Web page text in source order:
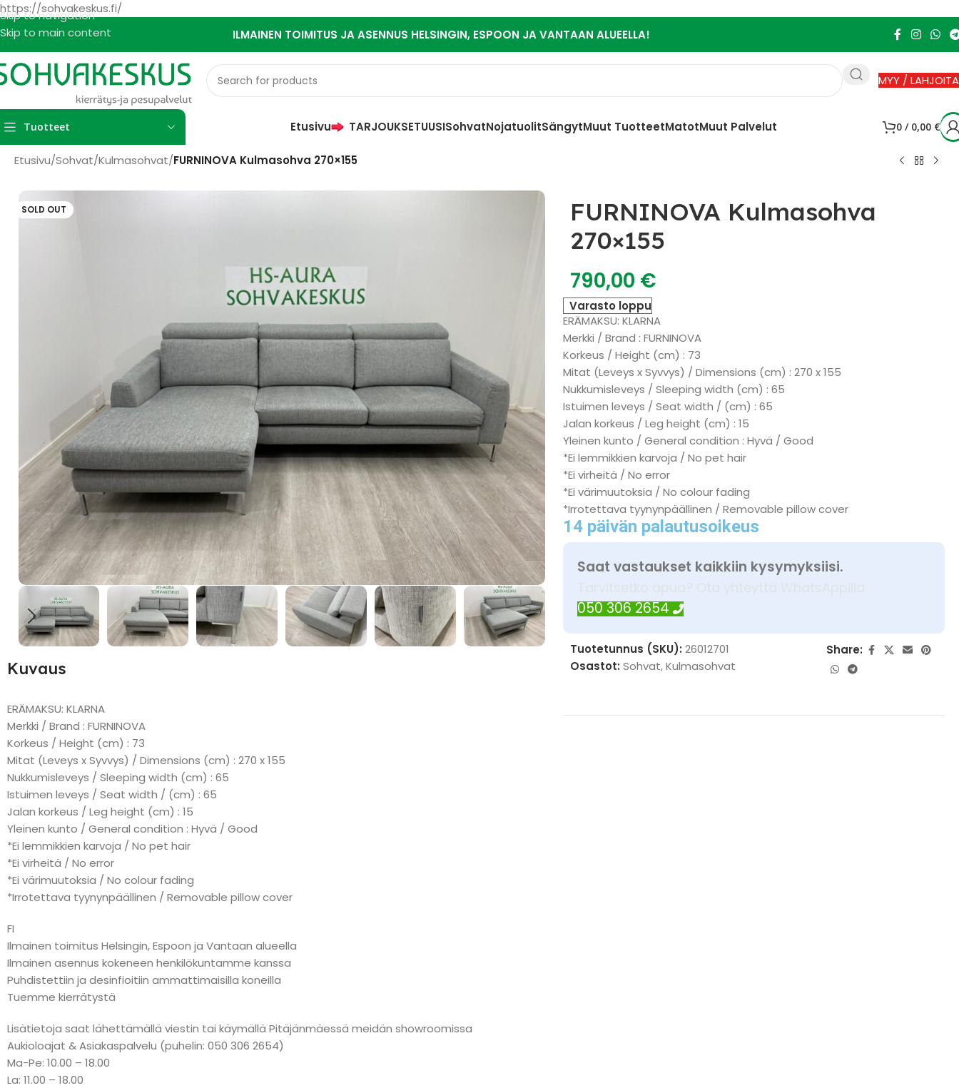
https://sohvakeskus.fi/
Skip to navigation
Skip to main content
ILMAINEN TOIMITUS JA ASENNUS HELSINGIN, ESPOON JA VANTAAN ALUEELLA!
MYY / LAHJOITA
Tuotteet Etusivu TARJOUKSETUUSISohvatNojatuolitSängytMuut TuotteetMatotMuut Palvelut 0 / 0,00 €
Etusivu/Sohvat/Kulmasohvat/FURNINOVA Kulmasohva 270×155
SOLD OUT
FURNINOVA Kulmasohva
270×155
790,00 €
Varasto loppu
ERÄMAKSU: KLARNA
Merkki / Brand : FURNINOVA
Korkeus / Height (cm) : 73
Mitat (Leveys x Syvvys) / Dimensions (cm) : 270 x 155
Nukkumisleveys / Sleeping width (cm) : 65
Istuimen leveys / Seat width / (cm) : 65
Jalan korkeus / Leg height (cm) : 15
Yleinen kunto / General condition : Hyvä / Good
*Ei lemmikkien karvoja / No pet hair
*Ei virheitä / No error
*Ei värimuutoksia / No colour fading
*Irrotettava tyynynpäällinen / Removable pillow cover
14 päivän palautusoikeus
Saat vastaukset kaikkiin kysymyksiisi.
Tarvitsetko apua? Ota yhteyttä WhatsAppilla
050 306 2654
Tuotetunnus (SKU):26012701
Osastot: Sohvat,Kulmasohvat
Share:
Kuvaus
ERÄMAKSU: KLARNA
Merkki / Brand : FURNINOVA
Korkeus / Height (cm) : 73
Mitat (Leveys x Syvvys) / Dimensions (cm) : 270 x 155
Nukkumisleveys / Sleeping width (cm) : 65
Istuimen leveys / Seat width / (cm) : 65
Jalan korkeus / Leg height (cm) : 15
Yleinen kunto / General condition : Hyvä / Good
*Ei lemmikkien karvoja / No pet hair
*Ei virheitä / No error
*Ei värimuutoksia / No colour fading
*Irrotettava tyynynpäällinen / Removable pillow cover
FI
Ilmainen toimitus Helsingin, Espoon ja Vantaan alueella
Ilmainen asennus kokeneen henkilökuntamme kanssa
Puhdistettiin ja desinfioitiin ammattimaisilla koneilla
Tuemme kierrätystä
Lisätietoja saat lähettämällä viestin tai käymällä Pitäjänmäessä meidän showroomissa
Aukioloajat & Asiakaspalvelu (puhelin: 050 306 2654)
Ma-Pe: 10.00 – 18.00
La: 11.00 – 18.00